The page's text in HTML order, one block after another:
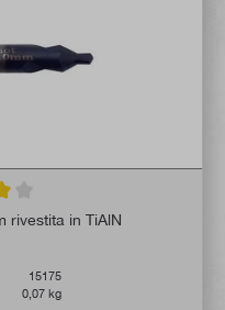
media di 4 su 5 stelle
rivestita in TiAlN
15175
0,07 kg